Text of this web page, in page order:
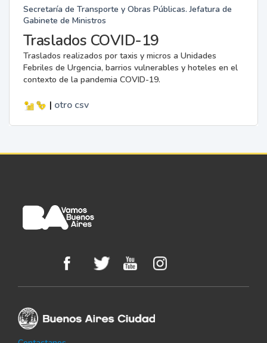
Secretaría de Transporte y Obras Públicas. Jefatura de
Gabinete de Ministros
Traslados COVID-19
Traslados realizados por taxis y micros a Unidades
Febriles de Urgencia, barrios vulnerables y hoteles en el
contexto de la pandemia COVID-19.
| otro csv